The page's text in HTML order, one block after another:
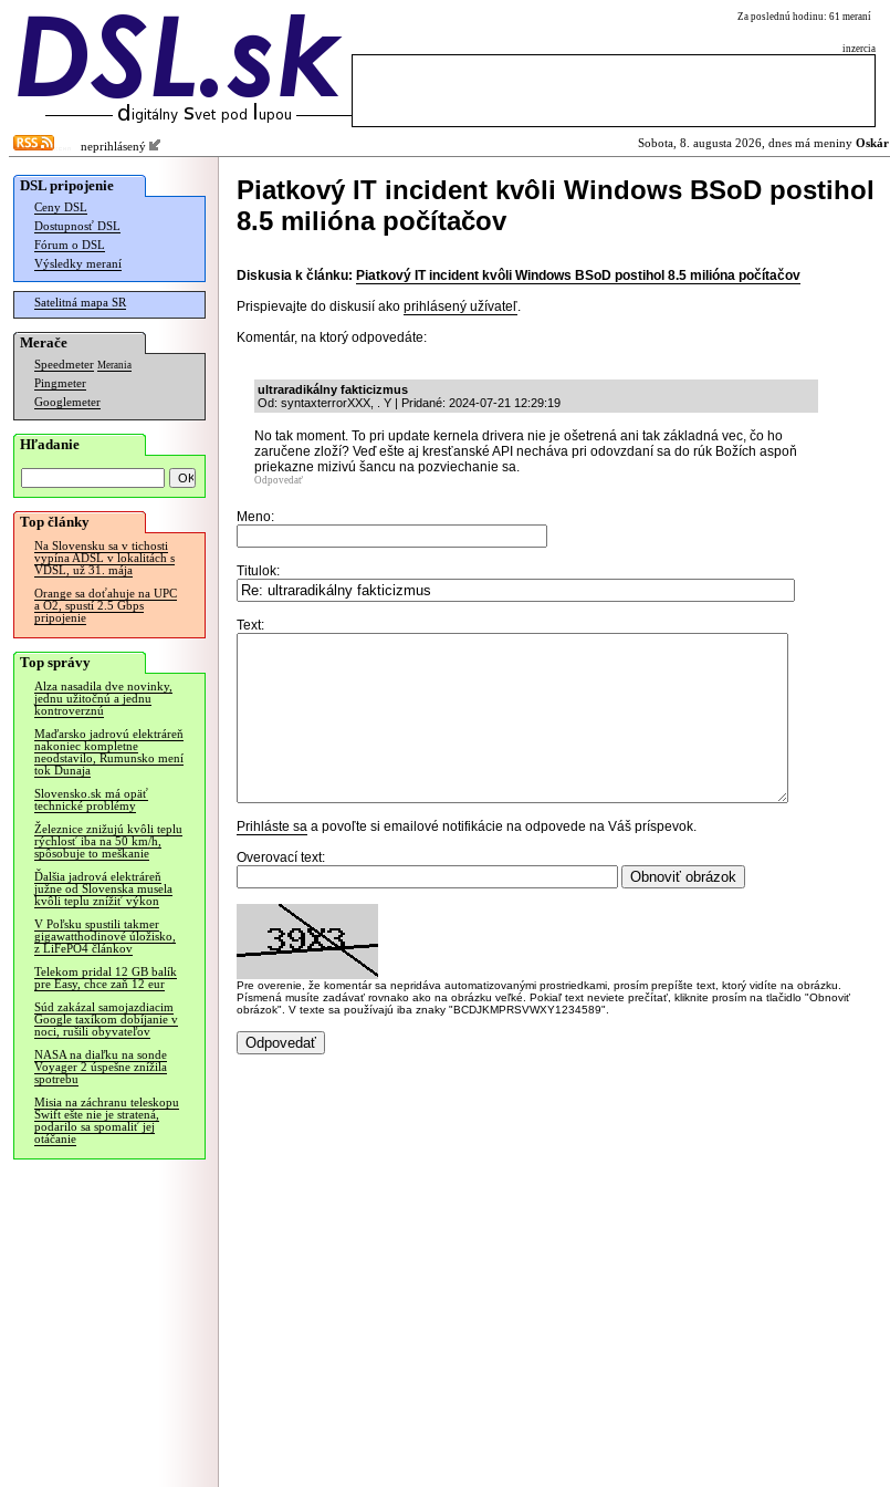
Za poslednú hodinu: 61 meraní
inzercia
neprihlásený Sobota, 8. augusta 2026, dnes má meniny Oskár
DSL pripojenie
Ceny DSL
Dostupnosť DSL
Fórum o DSL
Výsledky meraní
Satelitná mapa SR
Merače
Speedmeter Merania
Pingmeter
Googlemeter
Hľadanie
Top články
Na Slovensku sa v tichosti
vypína ADSL v lokalitách s
VDSL, už 31. mája
Orange sa doťahuje na UPC
a O2, spustí 2.5 Gbps
pripojenie
Top správy
Alza nasadila dve novinky,
jednu užitočnú a jednu
kontroverznú
Maďarsko jadrovú elektráreň
nakoniec kompletne
neodstavilo, Rumunsko mení
tok Dunaja
Slovensko.sk má opäť
technické problémy
Železnice znižujú kvôli teplu
rýchlosť iba na 50 km/h,
spôsobuje to meškanie
Ďalšia jadrová elektráreň
južne od Slovenska musela
kvôli teplu znížiť výkon
V Poľsku spustili takmer
gigawatthodinové úložisko,
z LiFePO4 článkov
Telekom pridal 12 GB balík
pre Easy, chce zaň 12 eur
Súd zakázal samojazdiacim
Google taxíkom dobíjanie v
noci, rušili obyvateľov
NASA na diaľku na sonde
Voyager 2 úspešne znížila
spotrebu
Misia na záchranu teleskopu
Swift ešte nie je stratená,
podarilo sa spomaliť jej
otáčanie
Piatkový IT incident kvôli Windows BSoD postihol
8.5 milióna počítačov
Diskusia k článku: Piatkový IT incident kvôli Windows BSoD postihol 8.5 milióna počítačov
Prispievajte do diskusií ako prihlásený užívateľ.
Komentár, na ktorý odpovedáte:
ultraradikálny fakticizmus
Od: syntaxterrorXXX, . Y | Pridané: 2024-07-21 12:29:19
No tak moment. To pri update kernela drivera nie je ošetrená ani tak základná vec, čo ho
zaručene zloží? Veď ešte aj kresťanské API necháva pri odovzdaní sa do rúk Božích aspoň
priekazne mizivú šancu na pozviechanie sa.
Odpovedať
Meno:
Titulok:
Text:
Prihláste sa a povoľte si emailové notifikácie na odpovede na Váš príspevok.
Overovací text:
Pre overenie, že komentár sa nepridáva automatizovanými prostriedkami, prosím prepíšte text, ktorý vidíte na obrázku.
Písmená musíte zadávať rovnako ako na obrázku veľké. Pokiaľ text neviete prečítať, kliknite prosím na tlačidlo "Obnoviť
obrázok". V texte sa používajú iba znaky "BCDJKMPRSVWXY1234589".